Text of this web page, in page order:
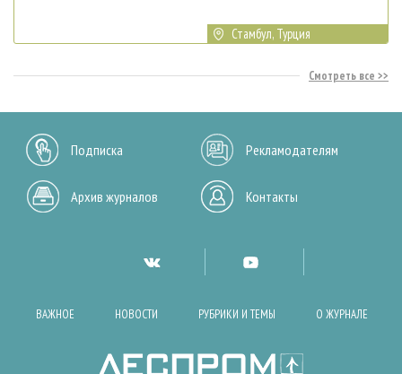
Стамбул, Турция
Смотреть все
Подписка Рекламодателям
Архив журналов Контакты
ВАЖНОЕ НОВОСТИ РУБРИКИ И ТЕМЫ О ЖУРНАЛЕ